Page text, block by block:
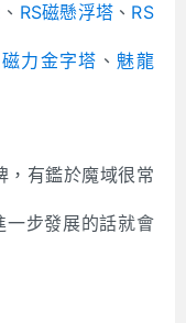
、 RS磁懸浮塔 、 RS
力金字塔 、 魅龍
有鑑於魔域很常
一步發展的話就會